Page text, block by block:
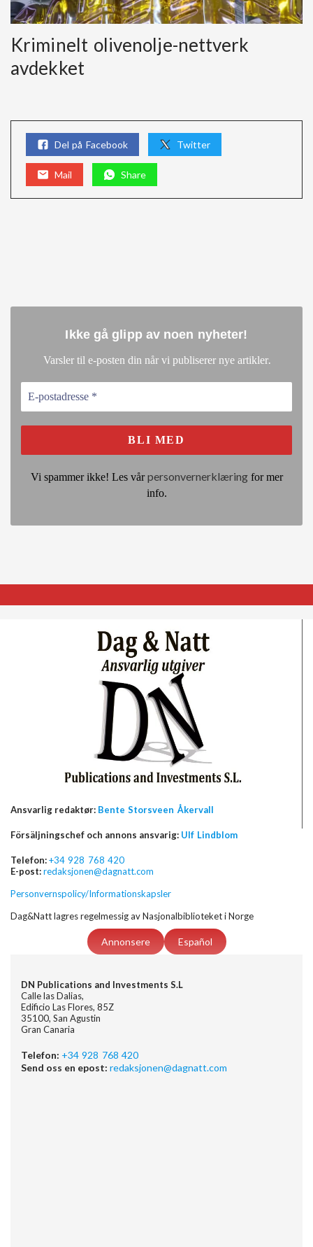
Kriminelt olivenolje-nettverk
avdekket
Del på Facebook Twitter
Mail Share
Ikke gå glipp av noen nyheter!
Varsler til e-posten din når vi publiserer nye artikler.
Vi spammer ikke! Les vårpersonvernerklæringfor mer
info.
Ansvarlig redaktør: Bente Storsveen Åkervall
Försäljningschef och annons ansvarig: Ulf Lindblom
Telefon:+34 928 768 420
E-post:redaksjonen@dagnatt.com
Personvernspolicy/Informationskapsler
Dag&Natt lagres regelmessig av Nasjonalbiblioteket i Norge
Annonsere Español
DN Publications and Investments S.L
Calle las Dalias,
Edificio Las Flores, 85Z
35100, San Agustin
Gran Canaria
Telefon: +34 928 768 420
Send oss en epost: redaksjonen@dagnatt.com